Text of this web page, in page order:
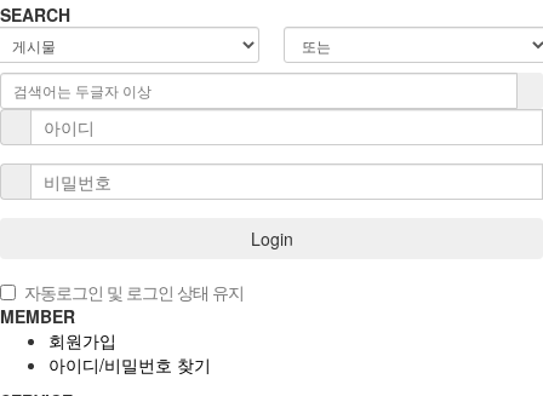
SEARCH
Login
자동로그인 및 로그인 상태 유지
MEMBER
회원가입
아이디/비밀번호 찾기